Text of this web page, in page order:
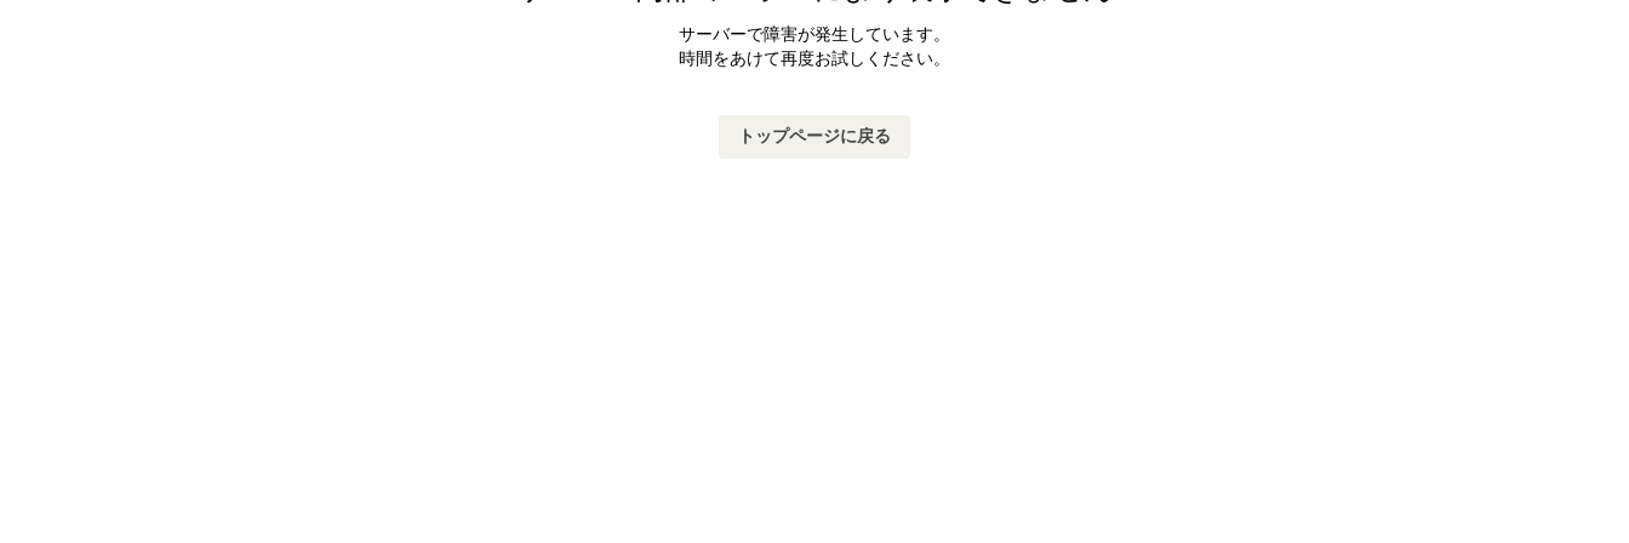
サーバーで障害が発生しています。
時間をあけて再度お試しください。
トップページに戻る